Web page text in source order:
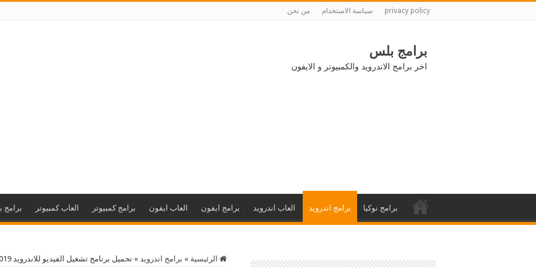
privacy policy سياسة الاستخدام من نحن
برامج بلس
اخر برامج الاندرويد والكمبيوتر و الايفون
برامج نوكيا برامج اندرويد العاب اندرويد برامج ايفون العاب ايفون برامج كمبيوتر العاب كمبيوتر برامج
الرئيسية » برامج اندرويد » تحميل برنامج تشغيل الفيديو للاندرويد 2019 HD Video